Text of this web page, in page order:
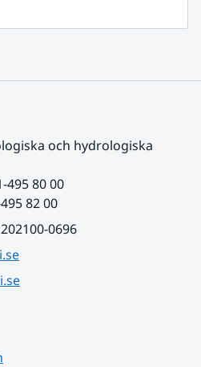
och hydrologiska
495 80 00
82 00
0696